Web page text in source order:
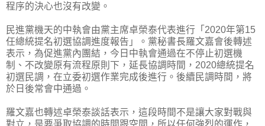
程序的決心也沒有改變。
民進黨機天的中執會由黨主席卓榮泰代表進行「2020年第15
任總統提名初選協調進度報告」。黨秘書長羅文嘉會後轉述
表示，為促進黨內團結，今日中執會通過在不停止初選機
制、不改變原有流程原則下，延長協調時間，2020總統提名
初選民調，在立委初選作業完成後進行。後續民調時間，將
於日後常會中通過。
羅文嘉也轉述卓榮泰談話表示，這段時間不是讓大家對戰與
對立，是要爭取協調的時間跟空間，所以任何強烈的運作，